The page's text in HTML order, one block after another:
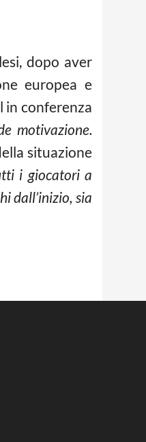
dopo aver
europea e
in conferenza
motivazione.
situazione
i giocatori a
dall’inizio, sia